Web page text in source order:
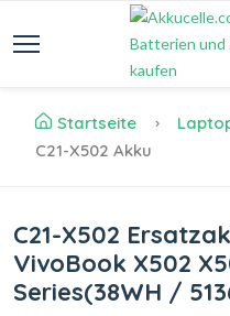
Startseite
C21-X502 Akku
C21-X502
VivoBook X502
Series(38WH /